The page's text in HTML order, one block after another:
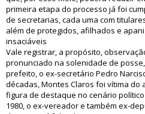
primeira etapa do processo já foi
de secretarias, cada uma com
além de protegidos, afilhados e
insaciáveis
Vale registrar, a propósito,
pronunciado na solenidade de
prefeito, o ex-secretário Pedro
décadas, Montes Claros foi vítima do
figura de destaque no cenário
1980, o ex-vereador e também ex-